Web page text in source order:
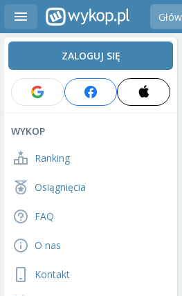
ZALOGUJ SIĘ
WYKOP
Ranking
Osiągnięcia
FAQ
O nas
Kontakt